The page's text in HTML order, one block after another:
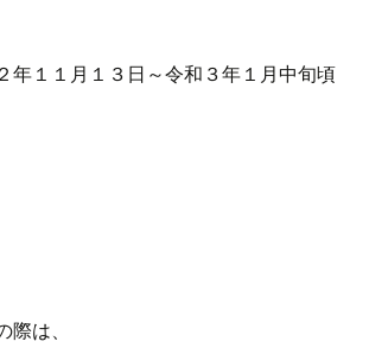
年１１月１３日～令和３年１月中旬頃
は、